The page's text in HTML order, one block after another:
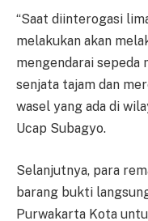
“Saat diinterogasi
melakukan akan
mengendarai sepeda
senjata tajam dan
wasel yang ada di
Ucap Subagyo.
Selanjutnya, para
barang bukti
Purwakarta Kota